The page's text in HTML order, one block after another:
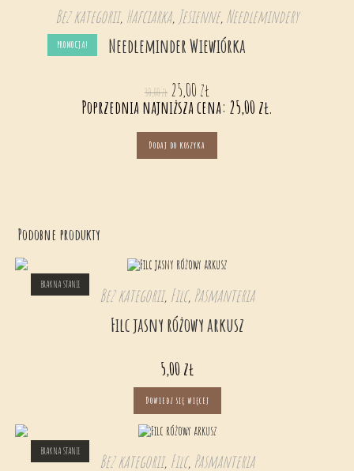
PROMOCJA!
Bez kategorii, Hafciarka, Jesienne,Needlemindery
Needleminder Wiewiórka
30,00zł 25,00 zł
Poprzednia najniższa cena: 25,00 zł.
Dodaj do koszyka
Podobne produkty
BRAK NA STANIE
Bez kategorii, Filc, Pasmanteria
Filc jasny różowy arkusz
5,00 zł
Dowiedz się więcej
BRAK NA STANIE
Bez kategorii, Filc, Pasmanteria